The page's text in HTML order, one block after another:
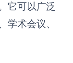
它可以广泛
学术会议、